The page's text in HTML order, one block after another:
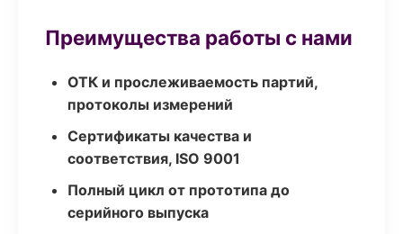
Преимущества работы с нами
ОТК и прослеживаемость партий,
протоколы измерений
Сертификаты качества и
соответствия, ISO 9001
Полный цикл от прототипа до
серийного выпуска